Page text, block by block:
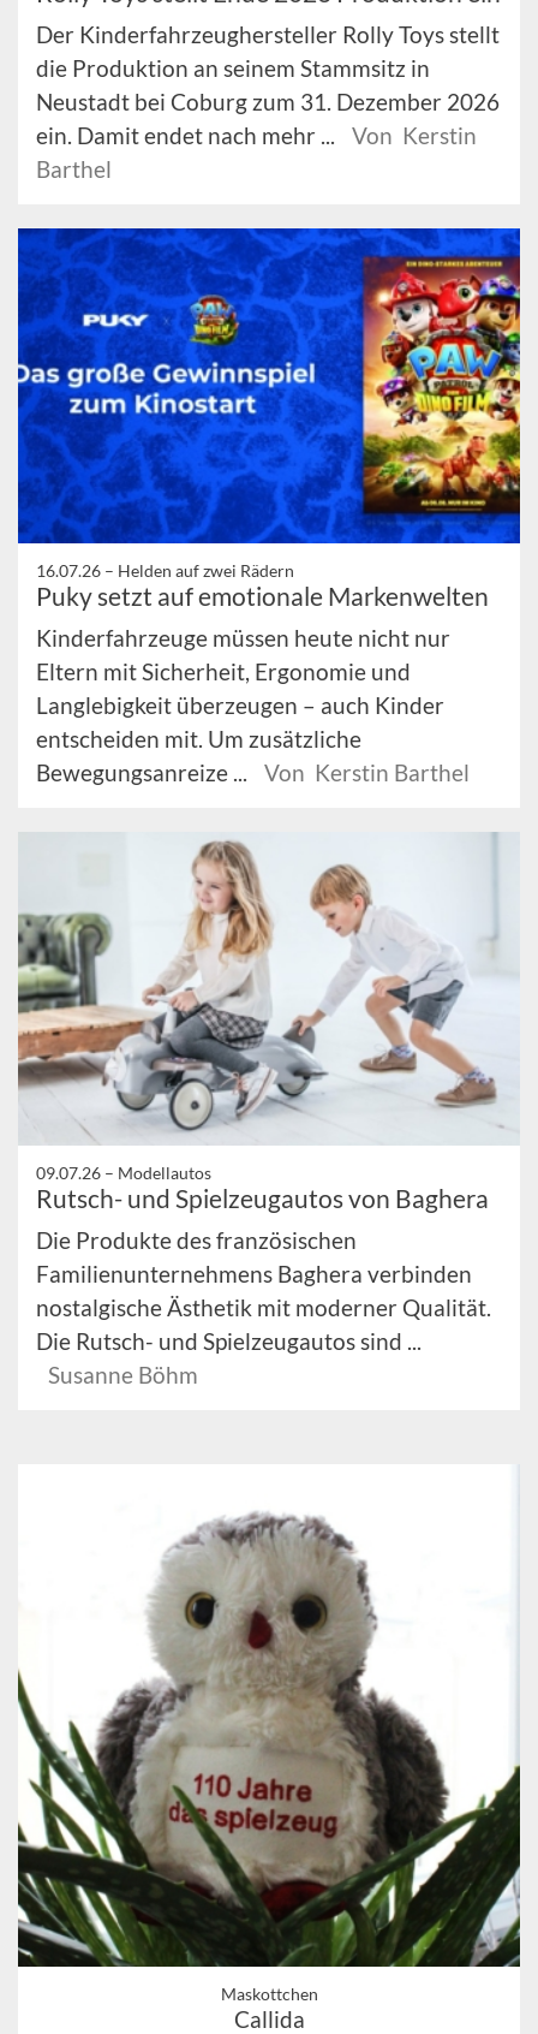
Der Kinderfahrzeughersteller Rolly Toys stellt
die Produktion an seinem Stammsitz in
Neustadt bei Coburg zum 31. Dezember 2026
ein. Damit endet nach mehr ...
Von Kerstin
Barthel
16.07.26 – Helden auf zwei Rädern
Puky setzt auf emotionale Markenwelten
Kinderfahrzeuge müssen heute nicht nur
Eltern mit Sicherheit, Ergonomie und
Langlebigkeit überzeugen – auch Kinder
entscheiden mit. Um zusätzliche
Bewegungsanreize ...
Von Kerstin Barthel
09.07.26 – Modellautos
Rutsch- und Spielzeugautos von Baghera
Die Produkte des französischen
Familienunternehmens Baghera verbinden
nostalgische Ästhetik mit moderner Qualität.
Die Rutsch- und Spielzeugautos sind ...
Susanne Böhm
Maskottchen
Callida